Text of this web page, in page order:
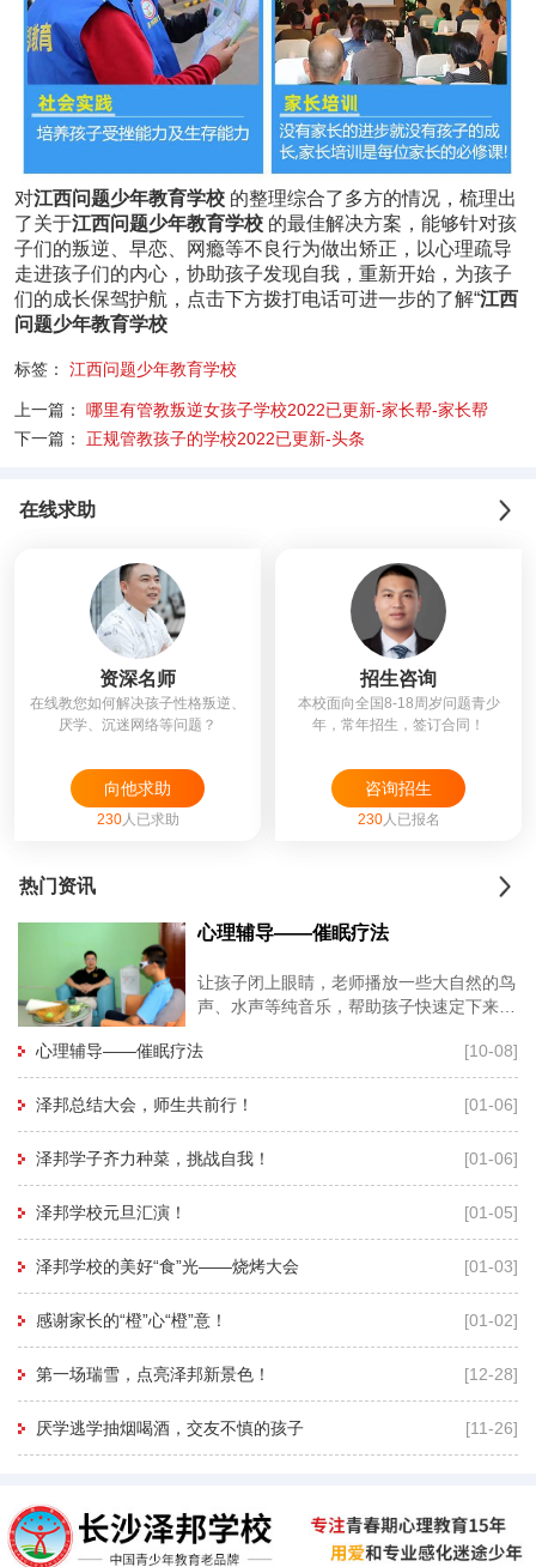
对江西问题少年教育学校 的整理综合了多方的情况，梳理出
了关于江西问题少年教育学校 的最佳解决方案，能够针对孩
子们的叛逆、早恋、网瘾等不良行为做出矫正，以心理疏导
走进孩子们的内心，协助孩子发现自我，重新开始，为孩子
们的成长保驾护航，点击下方拨打电话可进一步的了解“江西
问题少年教育学校
标签： 江西问题少年教育学校
上一篇：
哪里有管教叛逆女孩子学校2022已更新-家长帮-家长帮
下一篇：
正规管教孩子的学校2022已更新-头条
在线求助
资深名师
在线教您如何解决孩子性格叛逆、
厌学、沉迷网络等问题？
向他求助
230人已求助
招生咨询
本校面向全国8-18周岁问题青少
年，常年招生，签订合同！
咨询招生
230人已报名
热门资讯
心理辅导——催眠疗法
让孩子闭上眼睛，老师播放一些大自然的鸟
声、水声等纯音乐，帮助孩子快速定下来，
利于心理老师深度进入孩子的
心理辅导——催眠疗法 [10-08]
泽邦总结大会，师生共前行！ [01-06]
泽邦学子齐力种菜，挑战自我！ [01-06]
泽邦学校元旦汇演！ [01-05]
泽邦学校的美好“食”光——烧烤大会 [01-03]
感谢家长的“橙”心“橙”意！ [01-02]
第一场瑞雪，点亮泽邦新景色！ [12-28]
厌学逃学抽烟喝酒，交友不慎的孩子 [11-26]